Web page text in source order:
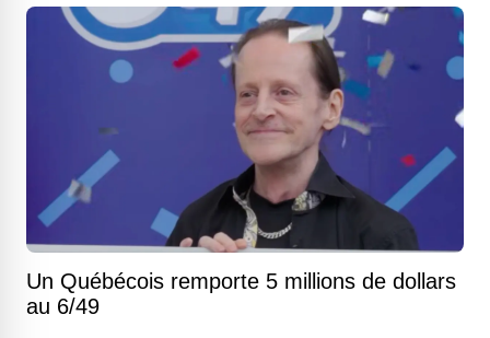
Un Québécois remporte 5 millions de dollars
au 6/49